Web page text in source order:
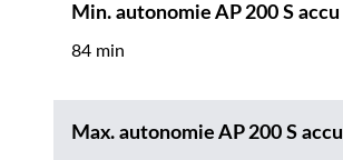
Min. autonomie AP 200 S accu
84 min
Max. autonomie AP 200 S accu